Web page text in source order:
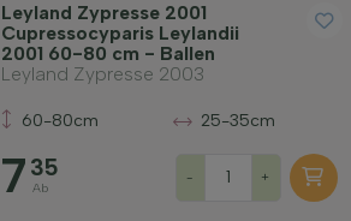
Leyland Zypresse 2001
Cupressocyparis Leylandii
2001 60-80 cm - Ballen
Leyland Zypresse 2003
60-80cm 25-35cm
7 35
Ab
- +